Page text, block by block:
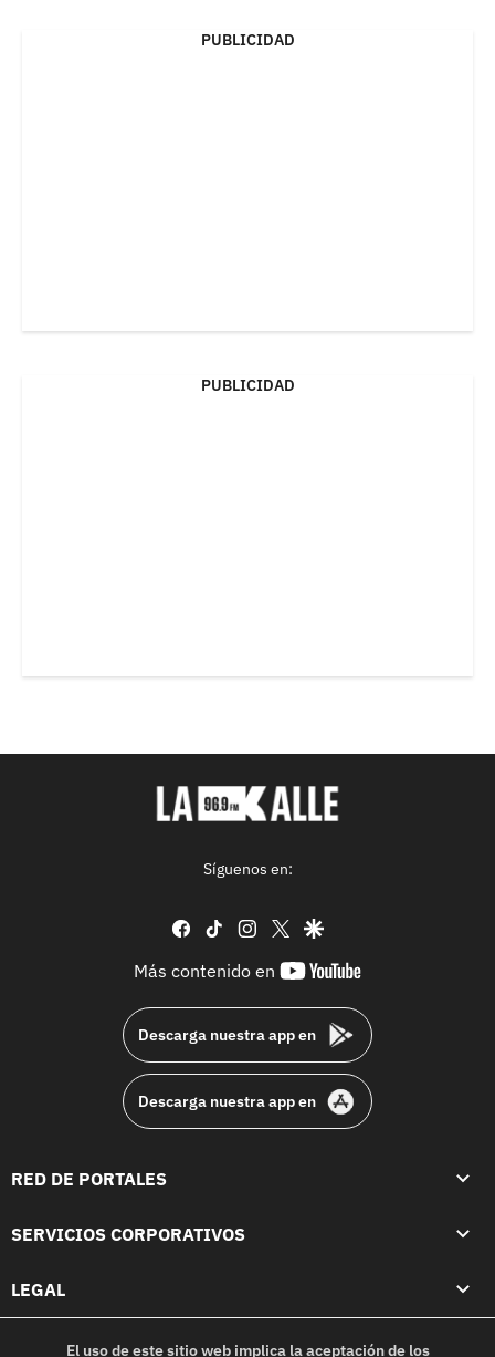
PUBLICIDAD
PUBLICIDAD
Síguenos en:
facebook
tiktok instagram
twittergoogle
Más contenido en
youtube-
Descarga nuestra app en
Descarga nuestra app en
RED DE PORTALES
SERVICIOS CORPORATIVOS
LEGAL
El uso de este sitio web implica la aceptación de los